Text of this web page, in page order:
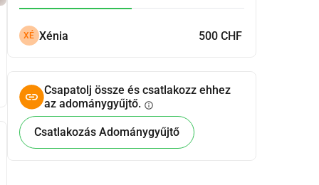
XÉ Xénia 500 CHF
Csapatolj össze és csatlakozz ehhez
az adománygyűjtő. info
Csatlakozás Adománygyűjtő